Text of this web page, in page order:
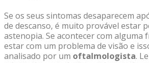
Se os seus sintomas desaparecem
de descanso, é muito provável estar
astenopia. Se acontecer com alguma
estar com um problema de visão e
analisado por um oftalmologista.